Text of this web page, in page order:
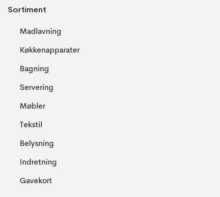
Sortiment
Madlavning
Køkkenapparater
Bagning
Servering
Møbler
Tekstil
Belysning
Indretning
Gavekort